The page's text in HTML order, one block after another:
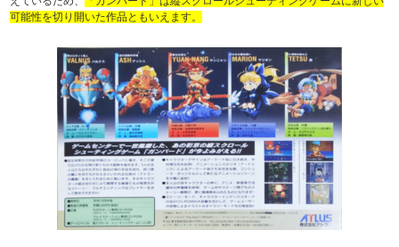
可能性を切り開いた作品ともいえます。